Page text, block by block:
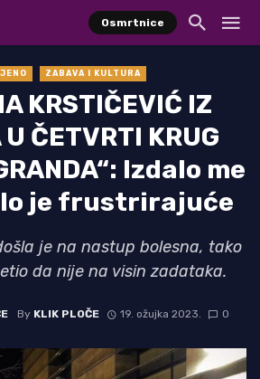
Osmrtnice
ZABAVA I KULTURA
KRSTIČEVIĆ IZ
ČETVRTI KRUG
Izdalo me
je frustrirajuće
je na nastup bolesna, tako
da nije na visin zadataka.
By KLIK PLOČE 19. ožujka 2023. 0